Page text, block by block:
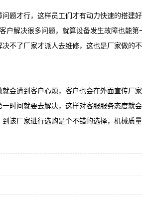
才行，这样员工们才有动力快速的搭建
户解决很多问题，就算设备发生故障也能第
不了厂家才派人去维修，这也是厂家做的
遭到客户心烦，客户也会在外面宣传厂
时间就要去解决，这样对客服服务态度就
该厂家进行选购是个不错的选择，机械质